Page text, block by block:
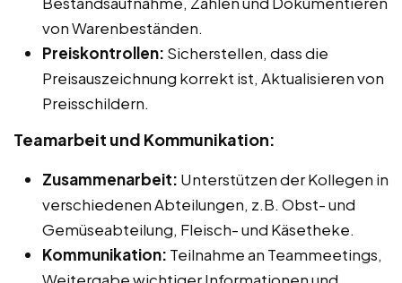
von Warenbeständen.
Preiskontrollen: Sicherstellen, dass die
Preisauszeichnung korrekt ist, Aktualisieren von
Preisschildern.
Teamarbeit und Kommunikation:
Zusammenarbeit: Unterstützen der Kollegen in
verschiedenen Abteilungen, z.B. Obst- und
Gemüseabteilung, Fleisch- und Käsetheke.
Kommunikation: Teilnahme an Teammeetings,